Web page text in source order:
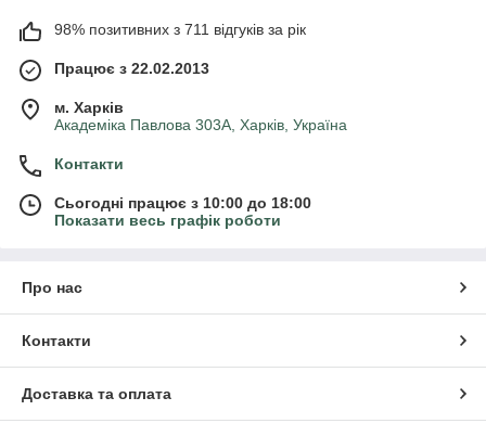
98% позитивних з 711 відгуків за рік
Працює з 22.02.2013
м. Харків
Академіка Павлова 303А, Харків, Україна
Контакти
Сьогодні працює з 10:00 до 18:00
Показати весь графік роботи
Про нас
Контакти
Доставка та оплата